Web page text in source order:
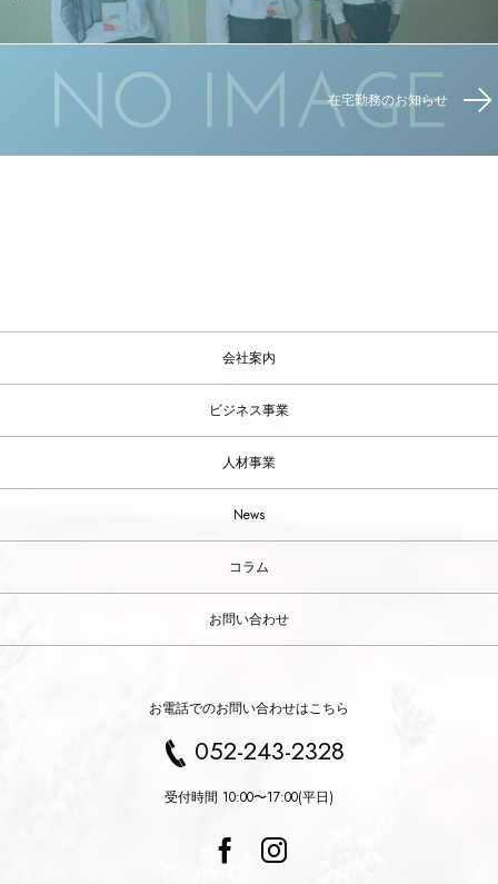
在宅勤務のお知らせ
会社案内
ビジネス事業
人材事業
News
コラム
お問い合わせ
お電話でのお問い合わせはこちら
052-243-2328
受付時間 10:00〜17:00(平日)